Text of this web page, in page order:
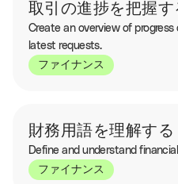
取引の進捗を把握す
Create an overview of
latest requests.
ファイナンス
財務用語を理解する
Define and understand
ファイナンス